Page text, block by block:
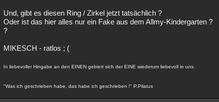
Und, gibt es diesen Ring / Zirkel jetzt tatsächlich ?
Oder ist das hier alles nur ein Fake aus dem Allmy-Kindergarten ?
?
MIKESCH - ratlos ; (
In liebevoller Hingabe an den EINEN gebiert sich der EINE wiederum liebevoll in uns.
"Was ich geschrieben habe, das habe ich geschrieben !" P.Pilatus